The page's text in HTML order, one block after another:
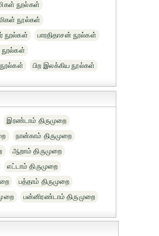
நூல்கள்
நூல்கள்
நூல்கள்
பாரதிதாசன் நூல்கள்
நூல்கள்
நூல்கள்
பிற இலக்கிய நூல்கள்
இரண்டாம் திருமுறை
நான்காம் திருமுறை
ஆறாம் திருமுறை
எட்டாம் திருமுறை
பத்தாம் திருமுறை
பன்னிரண்டாம் திருமுறை